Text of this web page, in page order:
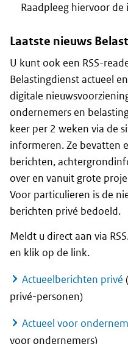
Raadpleeg hiervoor de
Laatste nieuws
U kunt ook een RSS-
Belastingdienst actueel
digitale
ondernemers en
keer per 2 weken via de
informeren. Ze bevatten
berichten,
over en vanuit grote
Voor particulieren is de
berichten privé bedoeld.
Meldt u direct aan via
en klik op de link.
Actueelberichten privé
privé-personen)
Actueel voor
voor ondernemers)